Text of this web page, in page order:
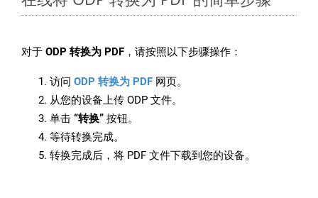
对于 ODP 转换为 PDF ，请按照以下步骤操作：
访问 ODP 转换为 PDF 网页。
从您的设备上传 ODP 文件。
单击 “转换” 按钮。
等待转换完成。
转换完成后，将 PDF 文件下载到您的设备。